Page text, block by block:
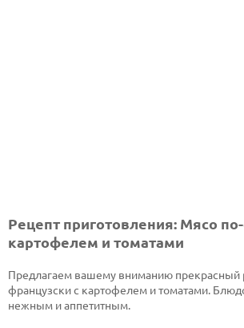
Рецепт приготовления: Мясо
картофелем и томатами
Предлагаем вашему вниманию прекрасный
французски с картофелем и томатами.
нежным и аппетитным.